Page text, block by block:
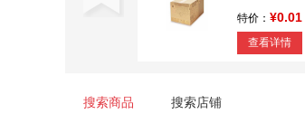
特价： ¥0.01
查看详情
搜索商品 搜索店铺